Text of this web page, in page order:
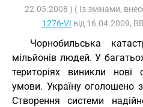
22.05.2008 ) ( Із змінами,
1276-VI від 16.04.2009,
Чорнобильська
мільйонів людей. У
територіях виникли нові
умови. Україну оголошено
Створення системи